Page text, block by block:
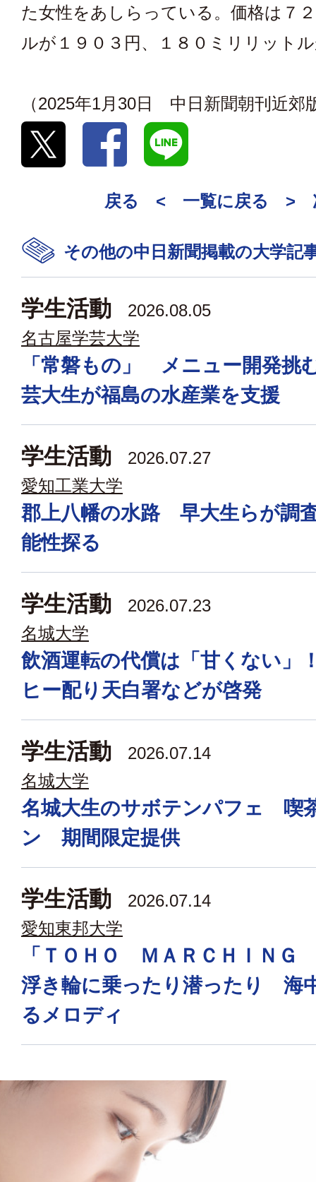
た女性をあしらっている。価格は７
ルが１９０３円、１８０ミリリット
（2025年1月30日 中日新聞朝刊近郊
戻る < 一覧に戻る >
その他の中日新聞掲載の大学記
学生活動
2026.08.05
名古屋学芸大学
「常磐もの」 メニュー開発
芸大生が福島の水産業を支援
学生活動
2026.07.27
愛知工業大学
郡上八幡の水路 早大生らが調
能性探る
学生活動
2026.07.23
名城大学
飲酒運転の代償は「甘くない
ヒー配り天白署などが啓発
学生活動
2026.07.14
名城大学
名城大生のサボテンパフェ 喫
ン 期間限定提供
学生活動
2026.07.14
愛知東邦大学
「ＴＯＨＯ ＭＡＲＣＨＩＮＧ
浮き輪に乗ったり潜ったり 海
るメロディ